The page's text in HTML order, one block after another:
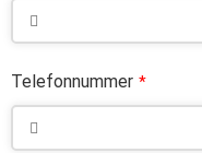
Telefonnummer *